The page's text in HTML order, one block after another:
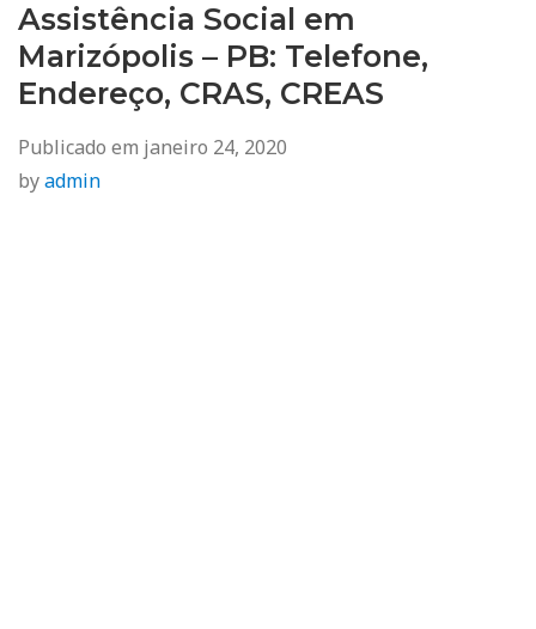
Assistência Social em
Marizópolis – PB: Telefone,
Endereço, CRAS, CREAS
Publicado em janeiro 24, 2020
byadmin